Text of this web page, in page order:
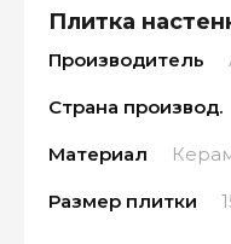
Плитка
Производитель
Страна производ.
Материал
Размер плитки